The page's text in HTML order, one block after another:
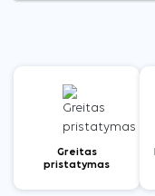
Greitas
pristatymas